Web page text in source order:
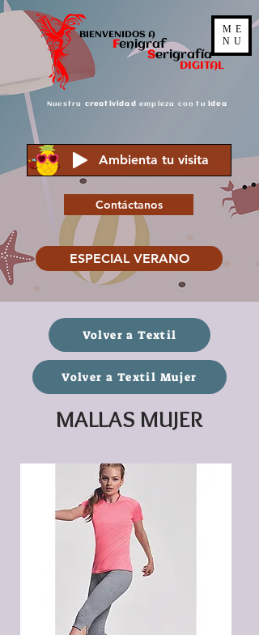
BIENVENIDOS A
Fenigraf
Serigrafía
DIGITAL
Nuestra creatividad empieza con tu idea
Ambienta tu visita
Contáctanos
ESPECIAL VERANO
ME
NU
Volver a Textil
Volver a Textil Mujer
MALLAS MUJER